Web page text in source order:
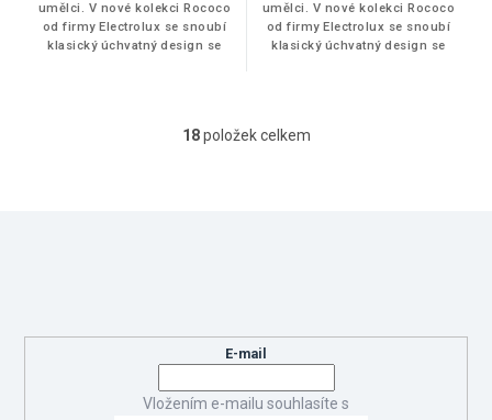
umělci. V nové kolekci Rococo
od firmy Electrolux se snoubí
klasický úchvatný design se
umělci. V nové kolekci Rococo
od firmy Electrolux se snoubí
klasický úchvatný design se
O
r
v
y
18položek celkem
E-mail